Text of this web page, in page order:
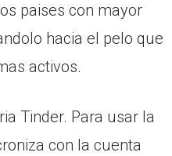
paises con mayor
hacia el pelo que
activos.
Tinder. Para usar la
con la cuenta